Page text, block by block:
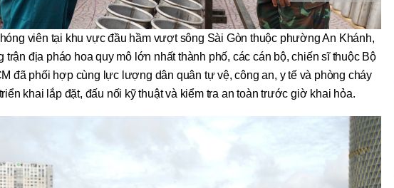
viên tại khu vực đầu hầm vượt sông Sài Gòn thuộc phường An Khánh,
trận địa pháo hoa quy mô lớn nhất thành phố, các cán bộ, chiến sĩ thuộc Bộ
đã phối hợp cùng lực lượng dân quân tự vệ, công an, y tế và phòng cháy
khai lắp đặt, đấu nối kỹ thuật và kiểm tra an toàn trước giờ khai hỏa.